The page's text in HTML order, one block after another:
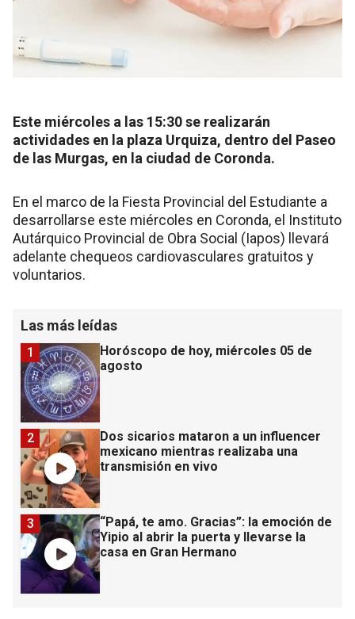
Este miércoles a las 15:30 se realizarán
actividades en la plaza Urquiza, dentro del Paseo
de las Murgas, en la ciudad de Coronda.
En el marco de la Fiesta Provincial del Estudiante a
desarrollarse este miércoles en Coronda, el Instituto
Autárquico Provincial de Obra Social (Iapos) llevará
adelante chequeos cardiovasculares gratuitos y
voluntarios.
Las más leídas
Horóscopo de hoy, miércoles 05 de
agosto
1
Dos sicarios mataron a un influencer
mexicano mientras realizaba una
transmisión en vivo
2
“Papá, te amo. Gracias”: la emoción de
Yipio al abrir la puerta y llevarse la
casa en Gran Hermano
3